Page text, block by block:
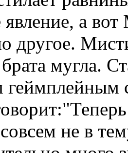
а
другое.
мугла.
геймплейным
совсем не в